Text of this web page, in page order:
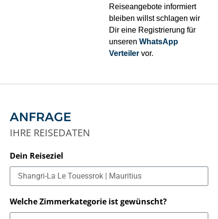
Reiseangebote informiert
bleiben willst schlagen wir
Dir eine Registrierung für
unseren WhatsApp
Verteiler vor.
ANFRAGE
IHRE REISEDATEN
Dein Reiseziel
Welche Zimmerkategorie ist gewünscht?